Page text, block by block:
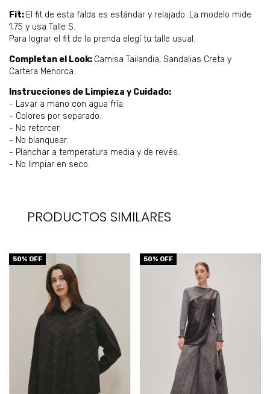
Fit: El fit de esta falda es estándar y relajado. La modelo mide
1,75 y usa Talle S.
Para lograr el fit de la prenda elegí tu talle usual.
Completan el Look: Camisa Tailandia, Sandalias Creta y
Cartera Menorca.
Instrucciones de Limpieza y Cuidado:
- Lavar a mano con agua fría.
- Colores por separado.
- No retorcer.
- No blanquear.
- Planchar a temperatura media y de revés.
- No limpiar en seco.
PRODUCTOS SIMILARES
50% OFF 50% OFF